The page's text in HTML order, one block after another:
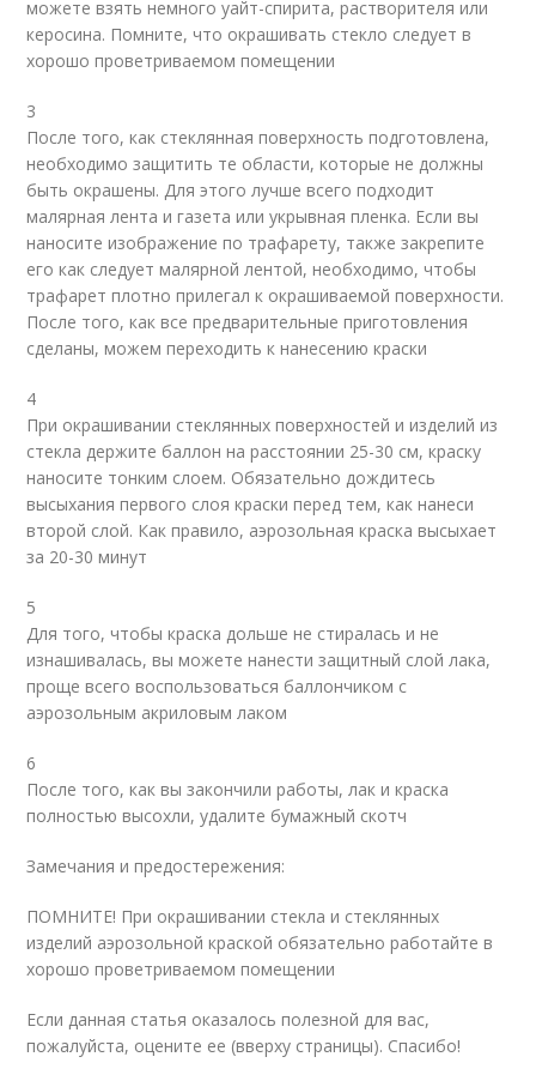
можете взять немного уайт-спирита, растворителя или
керосина. Помните, что окрашивать стекло следует в
хорошо проветриваемом помещении
3
После того, как стеклянная поверхность подготовлена,
необходимо защитить те области, которые не должны
быть окрашены. Для этого лучше всего подходит
малярная лента и газета или укрывная пленка. Если вы
наносите изображение по трафарету, также закрепите
его как следует малярной лентой, необходимо, чтобы
трафарет плотно прилегал к окрашиваемой поверхности.
После того, как все предварительные приготовления
сделаны, можем переходить к нанесению краски
4
При окрашивании стеклянных поверхностей и изделий из
стекла держите баллон на расстоянии 25-30 см, краску
наносите тонким слоем. Обязательно дождитесь
высыхания первого слоя краски перед тем, как нанеси
второй слой. Как правило, аэрозольная краска высыхает
за 20-30 минут
5
Для того, чтобы краска дольше не стиралась и не
изнашивалась, вы можете нанести защитный слой лака,
проще всего воспользоваться баллончиком с
аэрозольным акриловым лаком
6
После того, как вы закончили работы, лак и краска
полностью высохли, удалите бумажный скотч
Замечания и предостережения:
ПОМНИТЕ! При окрашивании стекла и стеклянных
изделий аэрозольной краской обязательно работайте в
хорошо проветриваемом помещении
Если данная статья оказалось полезной для вас,
пожалуйста, оцените ее (вверху страницы). Спасибо!